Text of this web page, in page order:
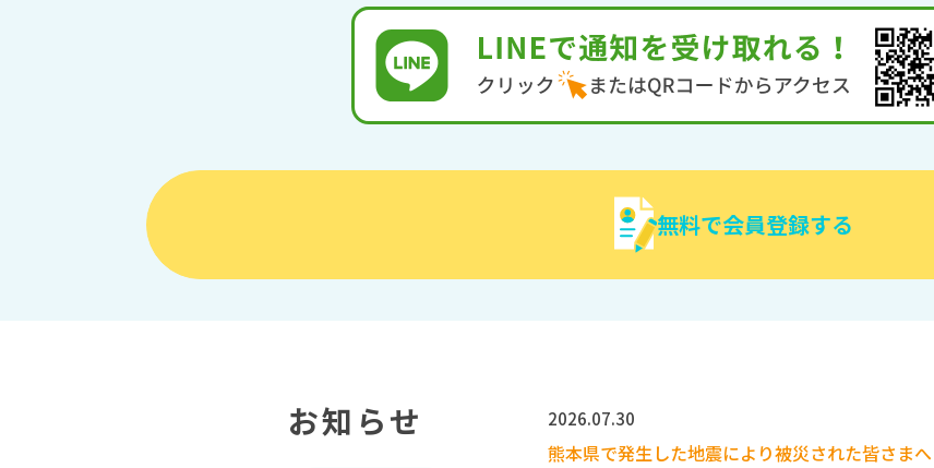
無料で会員登録する
お知らせ 2026.07.30
熊本県で発生した地震により被災された皆さまへ